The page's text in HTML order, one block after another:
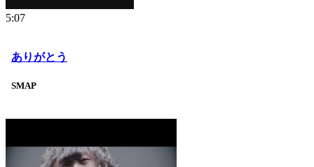
5:07
ありがとう
SMAP